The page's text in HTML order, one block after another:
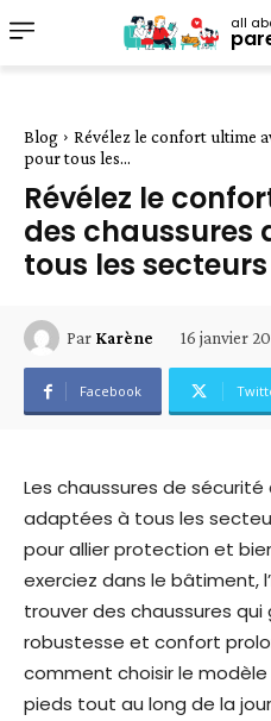
all
Blog
Révélez le confort ultime
pour tous les...
Révélez le
des chaussures
tous les secteurs
Par Karène 16 janvier
Facebook
Les chaussures de
adaptées à tous les
pour allier protection et
exerciez dans le bâtiment,
trouver des chaussures
robustesse et confort
comment choisir le
pieds tout au long de la